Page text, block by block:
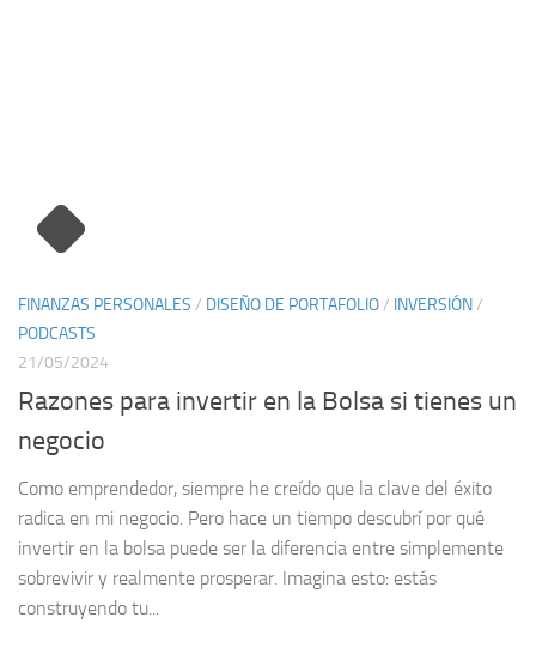
FINANZAS PERSONALES / DISEÑO DE PORTAFOLIO/ INVERSIÓN/
PODCASTS
21/05/2024
Razones para invertir en la Bolsa si tienes un
negocio
Como emprendedor, siempre he creído que la clave del éxito
radica en mi negocio. Pero hace un tiempo descubrí por qué
invertir en la bolsa puede ser la diferencia entre simplemente
sobrevivir y realmente prosperar. Imagina esto: estás
construyendo tu...